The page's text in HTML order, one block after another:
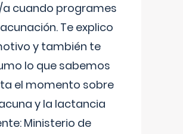
a cuando programes
Te explico
y también te
lo que sabemos
el momento sobre
y la lactancia
Ministerio de